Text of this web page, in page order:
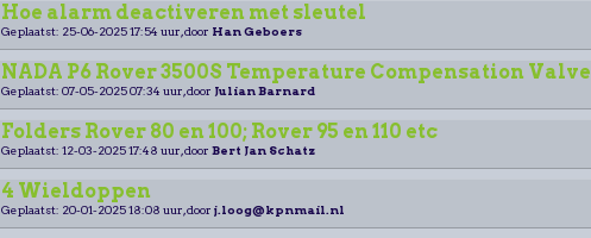
Hoe alarm deactiveren met sleutel
Geplaatst: 25-06-2025 17:54 uur, door Han Geboers
NADA P6 Rover 3500S Temperature Compensation Valve
Geplaatst: 07-05-2025 07:34 uur, door Julian Barnard
Folders Rover 80 en 100; Rover 95 en 110 etc
Geplaatst: 12-03-2025 17:48 uur, door Bert Jan Schatz
4 Wieldoppen
Geplaatst: 20-01-2025 18:08 uur, door j.loog@kpnmail.nl